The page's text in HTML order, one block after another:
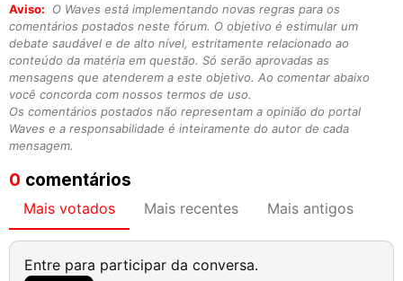
Aviso:
O Waves está implementando novas regras para os
comentários postados neste fórum. O objetivo é estimular um
debate saudável e de alto nível, estritamente relacionado ao
conteúdo da matéria em questão. Só serão aprovadas as
mensagens que atenderem a este objetivo. Ao comentar abaixo
você concorda com nossos termos de uso.
Os comentários postados não representam a opinião do portal
Waves e a responsabilidade é inteiramente do autor de cada
mensagem.
0 comentários
Mais votados Mais recentes Mais antigos
Entre para participar da conversa.